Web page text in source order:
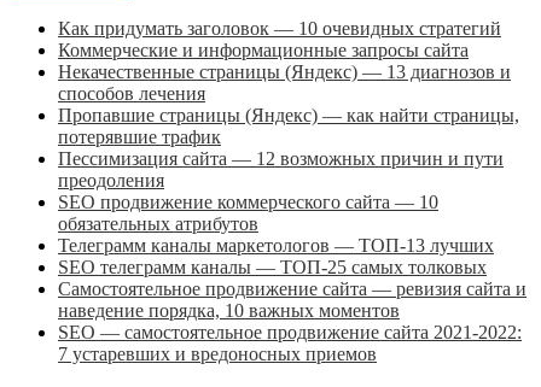
Как придумать заголовок — 10 очевидных стратегий
Коммерческие и информационные запросы сайта
Некачественные страницы (Яндекс) — 13 диагнозов и
способов лечения
Пропавшие страницы (Яндекс) — как найти страницы,
потерявшие трафик
Пессимизация сайта — 12 возможных причин и пути
преодоления
SEO продвижение коммерческого сайта — 10
обязательных атрибутов
Телеграмм каналы маркетологов — ТОП-13 лучших
SEO телеграмм каналы — ТОП-25 самых толковых
Самостоятельное продвижение сайта — ревизия сайта и
наведение порядка, 10 важных моментов
SEO — самостоятельное продвижение сайта 2021-2022:
7 устаревших и вредоносных приемов